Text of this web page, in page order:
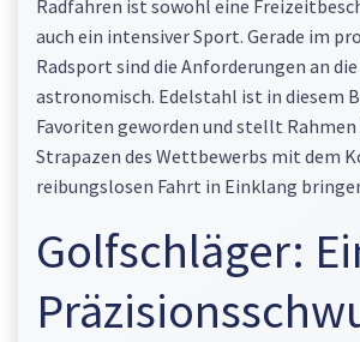
Radfahren ist sowohl eine
auch ein intensiver Sport. Gerade im
Radsport sind die Anforderungen an
astronomisch. Edelstahl ist in diesem
Favoriten geworden und stellt Rahmen
Strapazen des Wettbewerbs mit dem
reibungslosen Fahrt in Einklang
Golfschläger: